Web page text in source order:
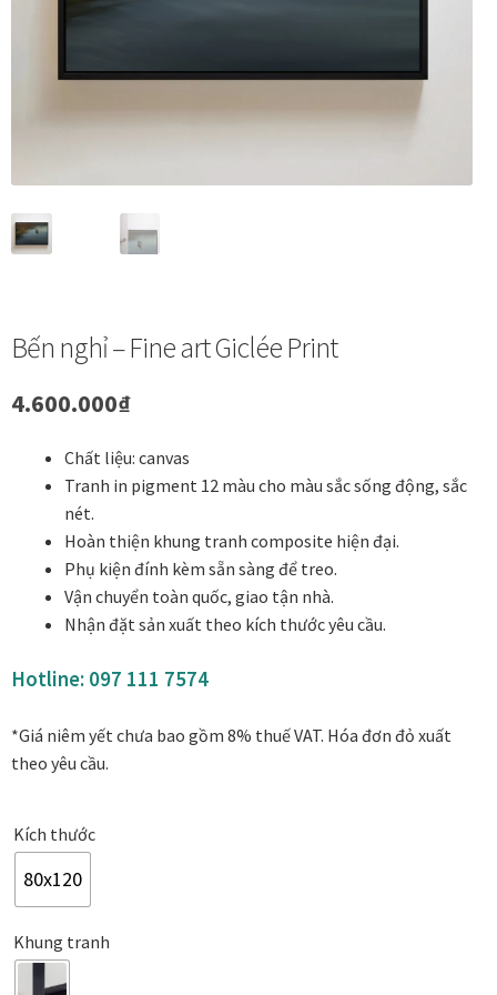
Bộ sưu tập Mã Vương – Quà tặng doanh nghiệp
Chính Sách Đổi Trả
Chính sách đổi trả hàng
Đăng ký thành viên
Danh Lam Collection
Điều Khoản Sử Dụng
Hoa Xuân – Tranh sơn mài hoa
Kim Mã – Tranh sơn mài dát vàng
Liên Diệp collection
Reflections by the River
Thịnh Vượng Collection
Bến nghỉ – Fine art Giclée Print
4.600.000₫
Chất liệu: canvas
Tranh in pigment 12 màu cho màu sắc sống động, sắc
nét.
Hoàn thiện khung tranh composite hiện đại.
Phụ kiện đính kèm sẵn sàng để treo.
Vận chuyển toàn quốc, giao tận nhà.
Nhận đặt sản xuất theo kích thước yêu cầu.
Hotline: 097 111 7574
*Giá niêm yết chưa bao gồm 8% thuế VAT. Hóa đơn đỏ xuất
theo yêu cầu.
Kích thước
80x120
Khung tranh